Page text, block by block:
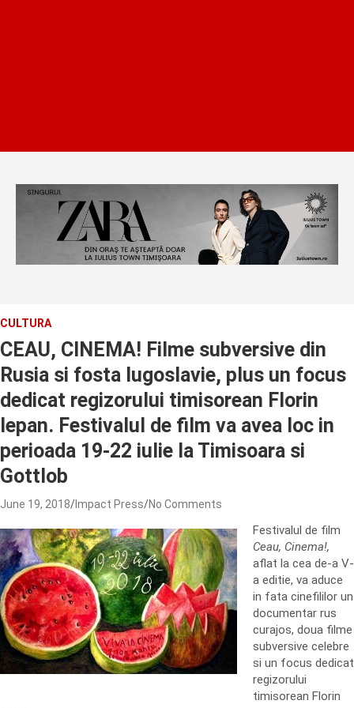
CULTURA
CEAU, CINEMA! Filme subversive din
Rusia si fosta Iugoslavie, plus un focus
dedicat regizorului timisorean Florin
Iepan. Festivalul de film va avea loc in
perioada 19-22 iulie la Timisoara si
Gottlob
June 19, 2018 Impact Press No Comments
Festivalul de film
Ceau, Cinema!,
aflat la cea de-a V-
a editie, va aduce
in fata cinefililor un
documentar rus
curajos, doua filme
subversive celebre
si un focus dedicat
regizorului
timisorean Florin